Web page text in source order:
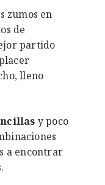
zumos en
de
partido
lleno
y poco
a encontrar